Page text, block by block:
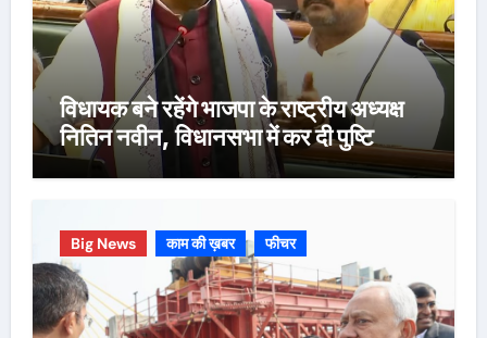
विधायक बने रहेंगे भाजपा के राष्ट्रीय अध्यक्ष
नितिन नवीन, विधानसभा में कर दी पुष्टि
Big News काम की ख़बर फीचर